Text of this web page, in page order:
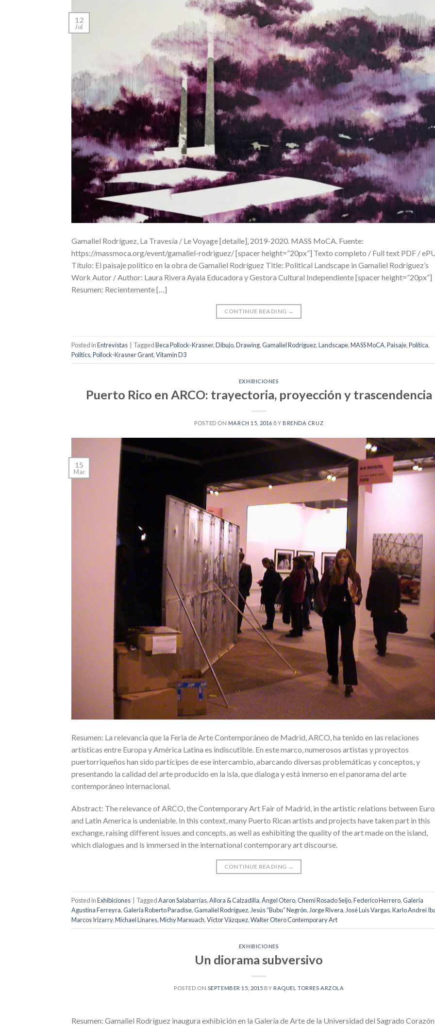
12
Jul
Gamaliel Rodríguez, La Travesía / Le Voyage [detalle], 2019-2020. MASS MoCA. Fuente:
https://massmoca.org/event/gamaliel-rodriguez/ [spacer height=”20px”] Texto completo / Full text PDF /
Título: El paisaje político en la obra de Gamaliel Rodríguez Title: Political Landscape in Gamaliel Rodríguez’s
Work Autor / Author: Laura Rivera Ayala Educadora y Gestora Cultural Independiente [spacer height=”20px”]
Resumen: Recientemente […]
CONTINUE READING →
Posted inEntrevistas | TaggedBeca Pollock-Krasner,Dibujo,Drawing,Gamaliel Rodríguez,Landscape,MASS MoCA,Paisaje,Política,
Politics,Pollock-Krasner Grant,Vitamin D3
EXHIBICIONES
Puerto Rico en ARCO: trayectoria, proyección y trascendencia
POSTED ON MARCH 15, 2016 BY BRENDA CRUZ
15
Mar
Resumen: La relevancia que la Feria de Arte Contemporáneo de Madrid, ARCO, ha tenido en las relaciones
artísticas entre Europa y América Latina es indiscutible. En este marco, numerosos artistas y proyectos
puertorriqueños han sido partícipes de ese intercambio, abarcando diversas problemáticas y conceptos, y
presentando la calidad del arte producido en la isla, que dialoga y está inmerso en el panorama del arte
contemporáneo internacional.
Abstract: The relevance of ARCO, the Contemporary Art Fair of Madrid, in the artistic relations between
and Latin America is undeniable. In this context, many Puerto Rican artists and projects have taken part in this
exchange, raising different issues and concepts, as well as exhibiting the quality of the art made on the island,
which dialogues and is immersed in the international contemporary art discourse.
CONTINUE READING →
Posted inExhibiciones | TaggedAaron Salabarrías,Allora & Calzadilla,Ángel Otero,Chemi Rosado Seijo,Federico Herrero,Galería
Agustina Ferreyra,Galería Roberto Paradise,Gamaliel Rodríguez, Jesús “Bubu” Negrón, Jorge Rivera, José Luis Vargas,Karlo Andrei
Marcos Irizarry,Michael Linares,Michy Marxuach,Víctor Vázquez,Walter Otero Contemporary Art
EXHIBICIONES
Un diorama subversivo
POSTED ON SEPTEMBER 15, 2015 BY RAQUEL TORRES ARZOLA
Resumen: Gamaliel Rodríguez inaugura exhibición en la Galería de Arte de la Universidad del Sagrado